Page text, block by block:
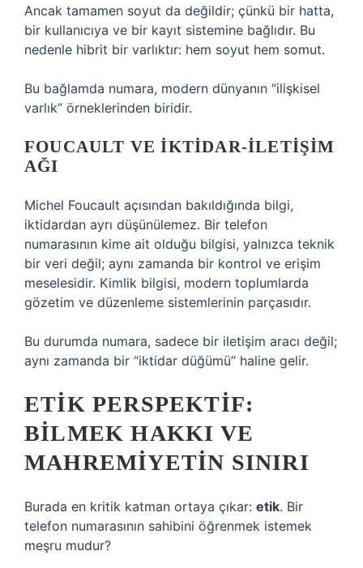
Ancak tamamen soyut da değildir; çünkü bir hatta,
bir kullanıcıya ve bir kayıt sistemine bağlıdır. Bu
nedenle hibrit bir varlıktır: hem soyut hem somut.
Bu bağlamda numara, modern dünyanın “ilişkisel
varlık” örneklerinden biridir.
FOUCAULT VE İKTIDAR-İLETIŞIM
AĞI
Michel Foucault açısından bakıldığında bilgi,
iktidardan ayrı düşünülemez. Bir telefon
numarasının kime ait olduğu bilgisi, yalnızca teknik
bir veri değil; aynı zamanda bir kontrol ve erişim
meselesidir. Kimlik bilgisi, modern toplumlarda
gözetim ve düzenleme sistemlerinin parçasıdır.
Bu durumda numara, sadece bir iletişim aracı değil;
aynı zamanda bir “iktidar düğümü” haline gelir.
ETIK PERSPEKTIF:
BILMEK HAKKI VE
MAHREMIYETIN SINIRI
Burada en kritik katman ortaya çıkar: etik. Bir
telefon numarasının sahibini öğrenmek istemek
meşru mudur?